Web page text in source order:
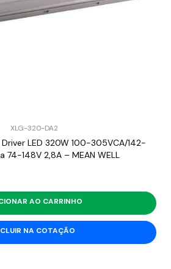
XLG-320-DA2
LED 320W 100-305VCA/142-
74-148V 2,8A – MEAN WELL
AO CARRINHO
NA COTAÇÃO